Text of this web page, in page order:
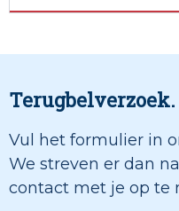
Terugbelverzoek.
Vul het formulier in
We streven er dan
contact met je op te